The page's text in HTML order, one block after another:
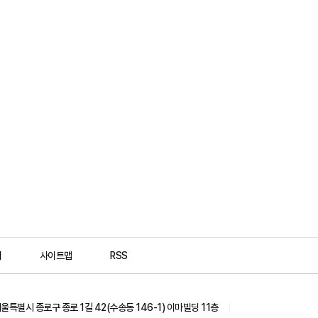
사이트맵 RSS
울특별시 종로구 종로 1길 42(수송동 146-1) 이마빌딩 11층